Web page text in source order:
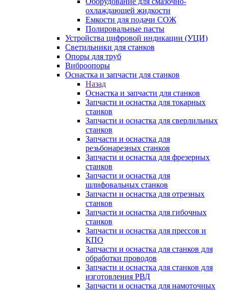
охлаждающей жидкости
Емкости для подачи СОЖ
Полировальные пасты
Устройства цифровой индикации (УЦИ)
Светильники для станков
Опоры для труб
Виброопоры
Оснастка и запчасти для станков
Назад
Оснастка и запчасти для станков
Запчасти и оснастка для токарных
станков
Запчасти и оснастка для сверлильных
станков
Запчасти и оснастка для
резьбонарезных станков
Запчасти и оснастка для фрезерных
станков
Запчасти и оснастка для
шлифовальных станков
Запчасти и оснастка для отрезных
станков
Запчасти и оснастка для гибочных
станков
Запчасти и оснастка для прессов и
КПО
Запчасти и оснастка для станков для
обработки проводов
Запчасти и оснастка для станков для
изготовления РВД
Запчасти и оснастка для намоточных